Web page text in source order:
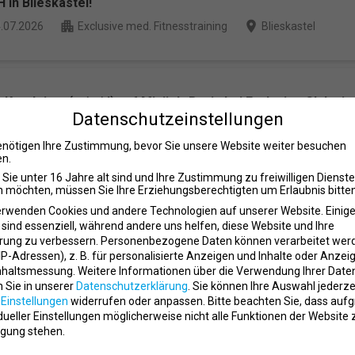
apartment Exclusive med. Fitnesstraining place Blieskastel
Kursleiter (m/w/d) auf Minijob-Basis bei Exclusive Clubs
apartmentExclusive med. Fitnesstraining placeOttweiler
/ Clubmanager (m/w/d) bei Exclusive Clubs in
apartmentExclusive med. Fitnesstraining placeBlieskastel
Studium Fitness, Gesundheit & Management (m/w/d) bei
apartment
Datenschutzeinstellungen
Ihre Zustimmung, bevor Sie unsere Website weiter besuchen
Sie unter 16 Jahre alt sind und Ihre Zustimmung zu freiwilligen
möchten, müssen Sie Ihre Erziehungsberechtigten um Erlaubnis
Cookies und andere Technologien auf unserer Website.
essenziell, während andere uns helfen, diese Website und Ihre
zu verbessern. Personenbezogene Daten können verarbeitet
Adressen), z. B. für personalisierte Anzeigen und Inhalte oder
Weitere Informationen über die Verwendung Ihrer
Sie in unserer Datenschutzerklärung Sie können Ihre Auswahl
Einstellungen widerrufen oder anpassen. Bitte beachten Sie, dass
Einstellungen möglicherweise nicht alle Funktionen der Website
stehen.